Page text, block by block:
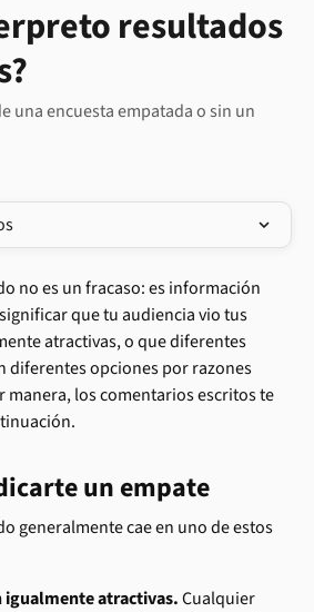
resultados
una encuesta empatada o sin un
no es un fracaso: es información
que tu audiencia vio tus
atractivas, o que diferentes
diferentes opciones por razones
manera, los comentarios escritos te
un empate
generalmente cae en uno de estos
igualmente atractivas. Cualquier